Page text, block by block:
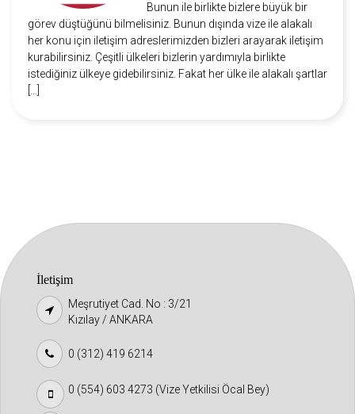
Bunun ile birlikte bizlere büyük bir
görev düştüğünü bilmelisiniz. Bunun dışında vize ile alakalı
her konu için iletişim adreslerimizden bizleri arayarak iletişim
kurabilirsiniz. Çeşitli ülkeleri bizlerin yardımıyla birlikte
istediğiniz ülkeye gidebilirsiniz. Fakat her ülke ile alakalı şartlar
İletişim
Meşrutiyet Cad. No : 3/21
Kızılay / ANKARA
0 (312) 419 6214
0 (554) 603 4273 (Vize Yetkilisi Öcal Bey)